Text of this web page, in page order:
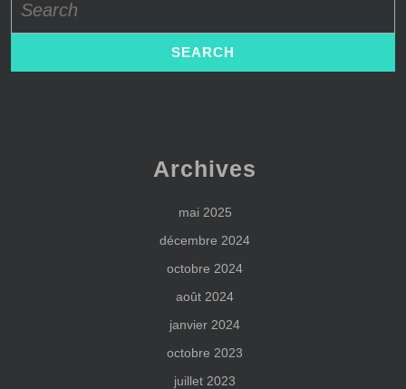
for:
Archives
mai 2025
décembre 2024
octobre 2024
août 2024
janvier 2024
octobre 2023
juillet 2023